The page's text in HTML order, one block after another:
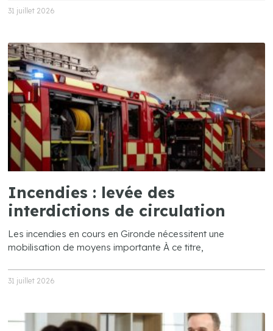
31 juillet 2026
Incendies : levée des
interdictions de circulation
Les incendies en cours en Gironde nécessitent une
mobilisation de moyens importante À ce titre,
31 juillet 2026